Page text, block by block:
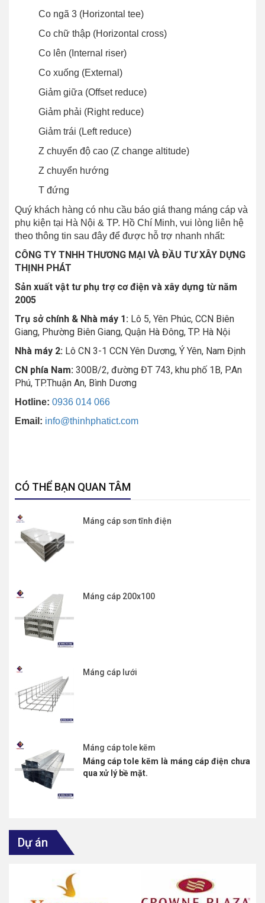
Co ngã 3 (Horizontal tee)
Co chữ thập (Horizontal cross)
Co lên (Internal riser)
Co xuống (External)
Giảm giữa (Offset reduce)
Giảm phải (Right reduce)
Giảm trái (Left reduce)
Z chuyển độ cao (Z change altitude)
Z chuyển hướng
T đứng
Quý khách hàng có nhu cầu báo giá thang máng cáp và
phụ kiện tại Hà Nội & TP. Hồ Chí Minh, vui lòng liên hệ
theo thông tin sau đây để được hỗ trợ nhanh nhất:
CÔNG TY TNHH THƯƠNG MẠI VÀ ĐẦU TƯ XÂY DỰNG
THỊNH PHÁT
Sản xuất vật tư phụ trợ cơ điện và xây dựng từ năm
2005
Trụ sở chính & Nhà máy 1: Lô 5, Yên Phúc, CCN Biên
Giang, Phường Biên Giang, Quận Hà Đông, TP. Hà Nội
Nhà máy 2: Lô CN 3-1 CCN Yên Dương, Ý Yên, Nam Định
CN phía Nam: 300B/2, đường ĐT 743, khu phố 1B, P.An
Phú, TP.Thuận An, Bình Dương
Hotline: 0936 014 066
Email: info@thinhphatict.com
CÓ THỂ BẠN QUAN TÂM
Máng cáp sơn tĩnh điện
Máng cáp 200x100
Máng cáp lưới
Máng cáp tole kẽm
Máng cáp tole kẽm là máng cáp điện chưa
qua xử lý bề mặt.
Dự án